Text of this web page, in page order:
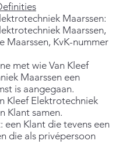
Maarssen:
Maarssen,
Maarssen, KvK-nummer
met wie Van Kleef
Maarssen een
is aangegaan.
Kleef Elektrotechniek
Klant samen.
een Klant die tevens een
die als privépersoon